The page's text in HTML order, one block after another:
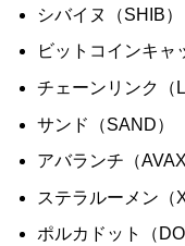
シバイヌ（SHIB）
ビットコインキャ
チェーンリンク（
サンド（SAND）
アバランチ（AVAX
ステラルーメン（
ポルカドット（